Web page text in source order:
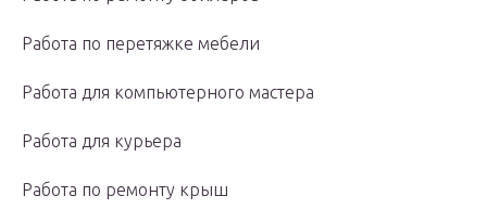
Работа по перетяжке мебели
Работа для компьютерного мастера
Работа для курьера
Работа по ремонту крыш